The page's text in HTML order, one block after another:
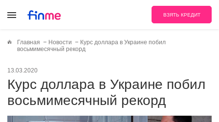
ВЗЯТЬ КРЕДИТ
Главная Новости
Курс доллара в Украине побил
восьмимесячный рекорд
13.03.2020
Курс доллара в Украине побил
восьмимесячный рекорд